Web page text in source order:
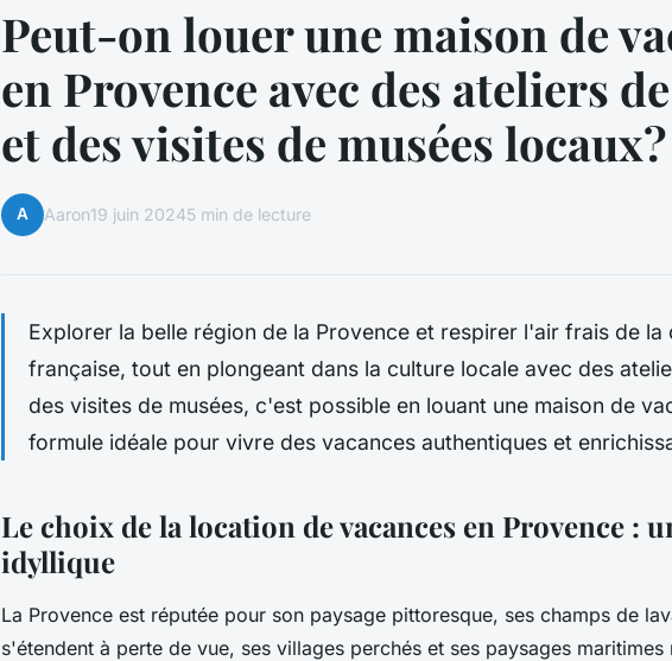
Peut-on louer une maison de
en Provence avec des ateliers
et des visites de musées locaux?
A Aaron19 juin 20245 min de lecture
Explorer la belle région de la Provence et respirer l'air frais de la
française, tout en plongeant dans la culture locale avec des
des visites de musées, c'est possible en louant une maison de
formule idéale pour vivre des vacances authentiques et
Le choix de la location de vacances en Provence :
idyllique
La Provence est réputée pour son paysage pittoresque, ses champs de
s'étendent à perte de vue, ses villages perchés et ses paysages maritimes